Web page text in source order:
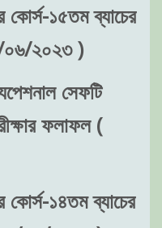
কোর্স-১৫তম ব্যাচের
০৬/২০২৩ )
সেফটি
ফলাফল (
কোর্স-১৪তম ব্যাচের